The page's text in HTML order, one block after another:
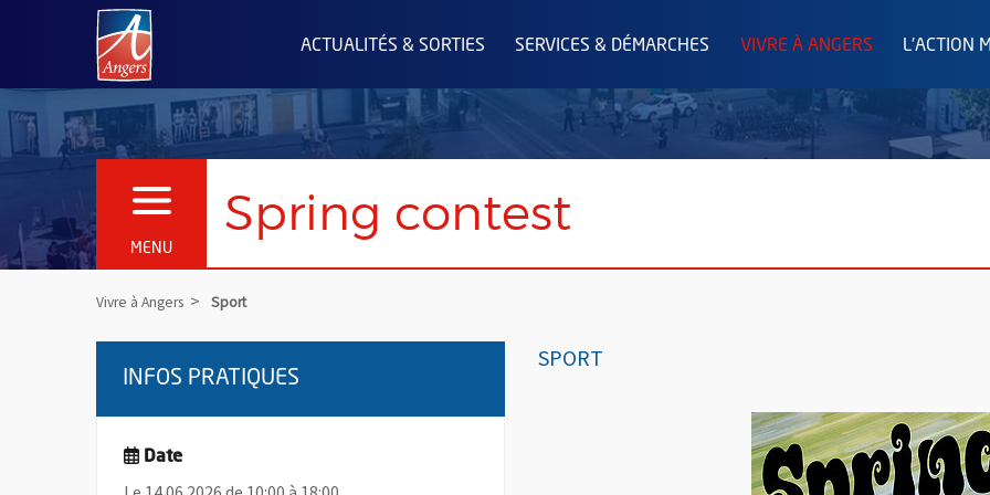
Angers.fr : Retour à l'accueil
ACTUALITÉS & SORTIES SERVICES & DÉMARCHES VIVRE À ANGERS L'ACTION
MENU
OUVRIR LE MENU Spring contest
Vivre à Angers Sport
SPORT
INFOS PRATIQUES
Date